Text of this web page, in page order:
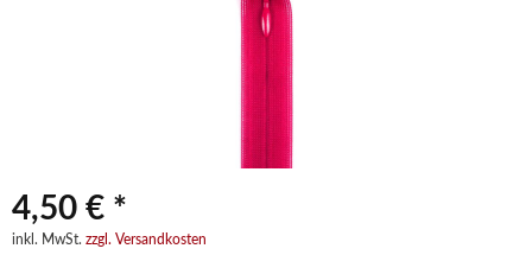
4,50 € *
inkl. MwSt. zzgl. Versandkosten